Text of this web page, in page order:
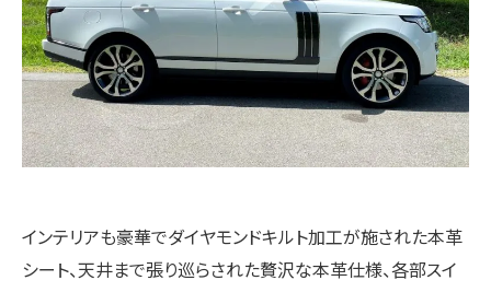
インテリアも豪華でダイヤモンドキルト加工が施された本革
シート、天井まで張り巡らされた贅沢な本革仕様、各部スイ